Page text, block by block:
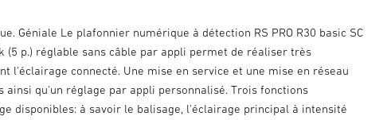
Géniale Le plafonnier numérique à détection RS PRO R30 basic SC
(5 p.) réglable sans câble par appli permet de réaliser très
l'éclairage connecté. Une mise en service et une mise en réseau
ainsi qu'un réglage par appli personnalisé. Trois fonctions
disponibles: à savoir le balisage, l'éclairage principal à intensité